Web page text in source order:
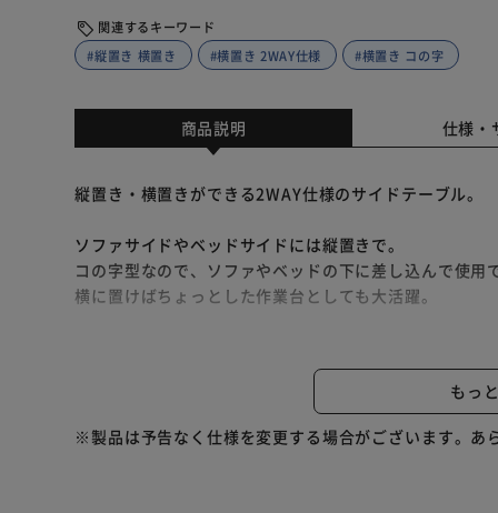
関連するキーワード
#縦置き 横置き
#横置き 2WAY仕様 #横置き コの字
商品説明 仕様・
縦置き・横置きができる2WAY仕様のサイドテーブル。
ソファサイドやベッドサイドには縦置きで。
コの字型なので、ソファやベッドの下に差し込んで使用
横に置けばちょっとした作業台としても大活躍。
天板は水・熱・汚れに強いメラミン樹脂加工。
★お客様組立★
もっ
※製品は予告なく仕様を変更する場合がございます。あ